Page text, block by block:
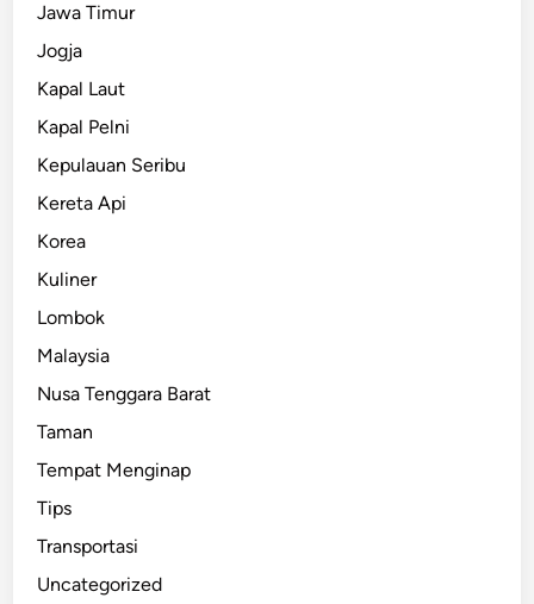
Jawa Timur
Jogja
Kapal Laut
Kapal Pelni
Kepulauan Seribu
Kereta Api
Korea
Kuliner
Lombok
Malaysia
Nusa Tenggara Barat
Taman
Tempat Menginap
Tips
Transportasi
Uncategorized